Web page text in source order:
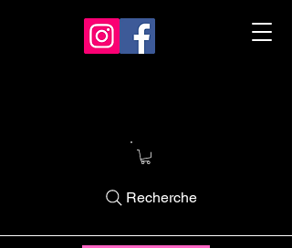
Recherche